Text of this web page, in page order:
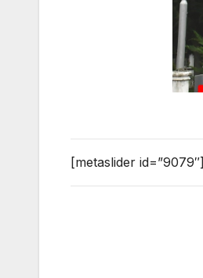
[metaslider id=”9079″]